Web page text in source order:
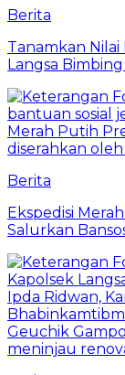
Berita
Tanamkan Nilai
Langsa
Berita
Ekspedisi
Salurkan